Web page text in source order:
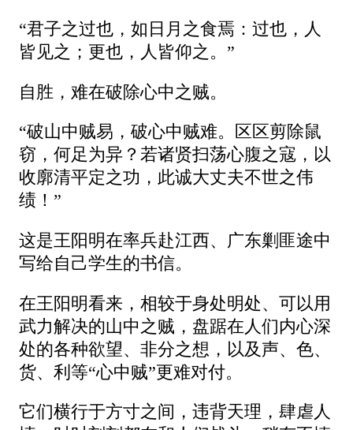
“君子之过也，如日月之食焉：过也，人
皆见之；更也，人皆仰之。”
自胜，难在破除心中之贼。
“破山中贼易，破心中贼难。区区剪除鼠
窃，何足为异？若诸贤扫荡心腹之寇，以
收廓清平定之功，此诚大丈夫不世之伟
绩！”
这是王阳明在率兵赴江西、广东剿匪途中
写给自己学生的书信。
在王阳明看来，相较于身处明处、可以用
武力解决的山中之贼，盘踞在人们内心深
处的各种欲望、非分之想，以及声、色、
货、利等“心中贼”更难对付。
它们横行于方寸之间，违背天理，肆虐人